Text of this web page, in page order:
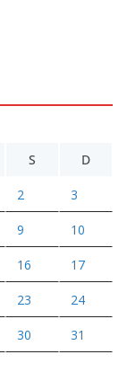
S D
2 3
9 10
16 17
23 24
30 31